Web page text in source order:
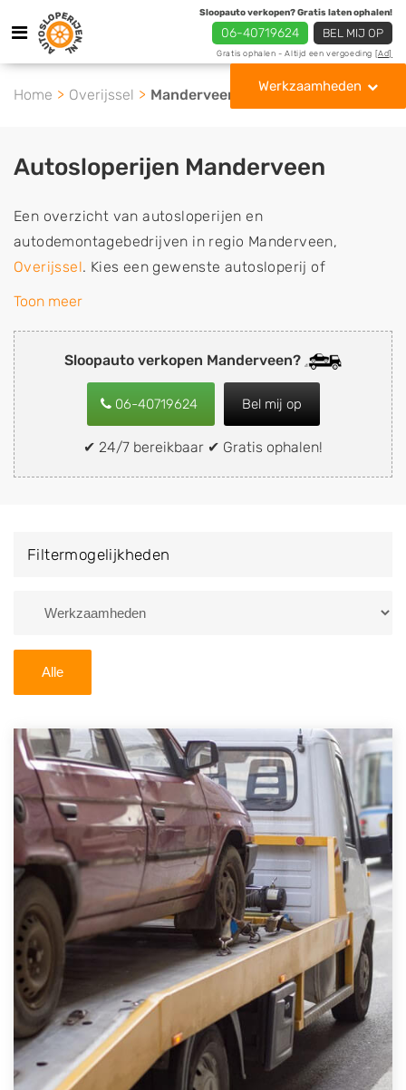
Sloopauto verkopen? Gratis laten ophalen!
06-40719624 BEL MIJ OP
Gratis ophalen - Altijd een vergoeding [Ad]
Werkzaamheden
Home Overijssel Manderveen
Sloopauto verkopen Manderveen?
06-40719624 Bel mij op
✔ 24/7 bereikbaar ✔ Gratis ophalen!
Autosloperijen Manderveen
Een overzicht van autosloperijen en
autodemontagebedrijven in regio Manderveen,
Overijssel. Kies een gewenste autosloperij of
autosloop uit de lijst die gespecialiseerd is in de
onderdelen of in de inkoop van sloopauto's,
schadeauto's en tweedehands auto's (ook zonder apk
keuring). Wilt u uw auto, camper, vrachtwagen, motor
of brommobiel snel en eenvoudig verkopen aan een
demontagebedrijf in de buurt, deze zelf wegbrengen
naar de sloop of deze liever laten ophalen op een
van Manderveen en ontvang een vergoeding voor uw
Zoekt u liever naar een sloperij in een andere plaats of
U kunt er ook voor kiezen om direct uw sloopauto te
verkopen en op te laten halen door de Sloopauto
Ophaaldienst van Autosloperijen.nl. Wij kunnen uw
auto gratis ophalen in Manderveen. Neem
telefonisch contact op of maak een terugbelafspraak.
Wilt u direct een tweedehands auto onderdelen
offerte aanvragen? Dat kan via de Onderdelenlijn! Vul
uw kenteken in en druk op verzenden.
Wij kunnen u helpen met de inkoop van auto's van
eigenlijk alle merken, zoals Alfa Romeo, Audi, BMW,
Chevrolet, Citroën, Dacia, Fiat, Ford, Honda, Hyundai,
Kia, Mazda, Mercedes Benz, Mitsubishi, Nissan, Opel,
Peugeot, Porsche, Renault, Seat, Skoda, Suzuki, Tesla,
Toyota, Volkswagen en Volvo.
Toon meer
Filtermogelijkheden
Alle